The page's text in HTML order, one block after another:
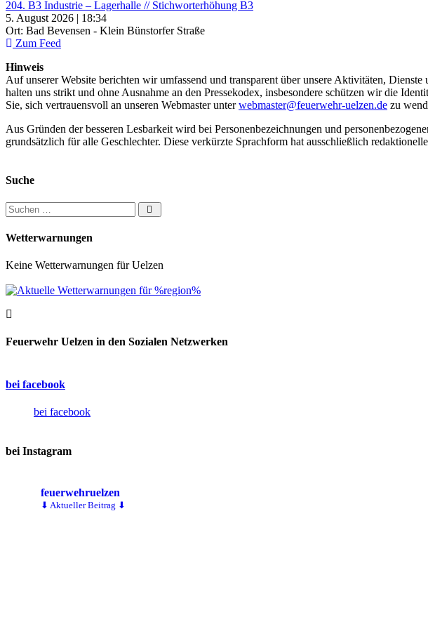
204. B3 Industrie – Lagerhalle // Stichworterhöhung B3
5. August 2026 | 18:34
Ort: Bad Bevensen - Klein Bünstorfer Straße
Zum Feed
Hinweis
Auf unserer Website berichten wir umfassend und transparent über unsere Aktivitäten,
halten uns strikt und ohne Ausnahme an den Pressekodex, insbesondere schützen wir die
Sie, sich vertrauensvoll an unseren Webmaster unterwebmaster@feuerwehr-uelzen.de zu
Aus Gründen der besseren Lesbarkeit wird bei Personenbezeichnungen und
grundsätzlich für alle Geschlechter. Diese verkürzte Sprachform hat ausschließlich
Suche
Suchen nach:
Wetterwarnungen
Keine Wetterwarnungen für Uelzen
Feuerwehr Uelzen in den Sozialen Netzwerken
bei facebook
bei facebook
bei Instagram
feuerwehruelzen
⬇ Aktueller Beitrag ⬇